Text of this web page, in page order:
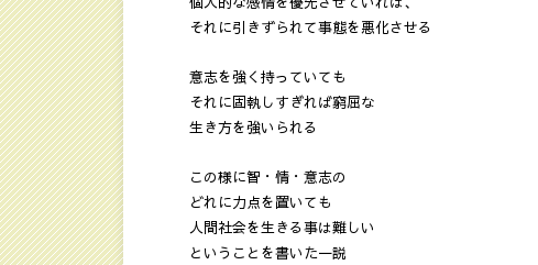
それに引きずられて事態を悪化させる
意志を強く持っていても
それに固執しすぎれば窮屈な
生き方を強いられる
この様に智・情・意志の
どれに力点を置いても
人間社会を生きる事は難しい
ということを書いた一説